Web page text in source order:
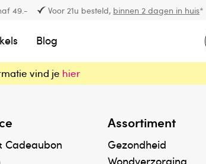
49.- Voor 21u besteld, binnen 2 dagen in huis*
Blog
vind je hier
Cadeaubon
Assortiment
Gezondheid
Wondverzorging